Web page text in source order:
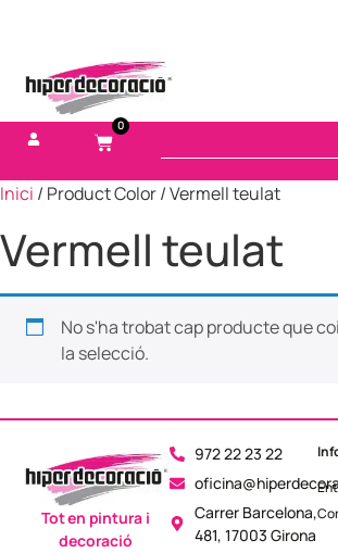
0
Inici / Product Color / Vermell teulat
Vermell teulat
No s'ha trobat cap producte que
la selecció.
972 22 23 22
Carrer Barcelona,
481, 17003 Girona
Tot en pintura i
decoració